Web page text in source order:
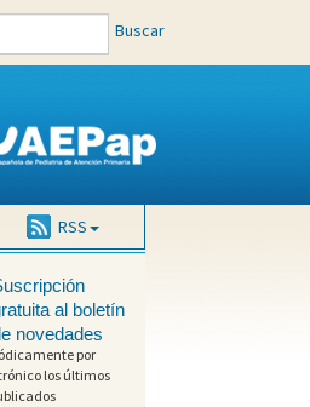
Buscar
RSS
al boletín
novedades
por
los últimos